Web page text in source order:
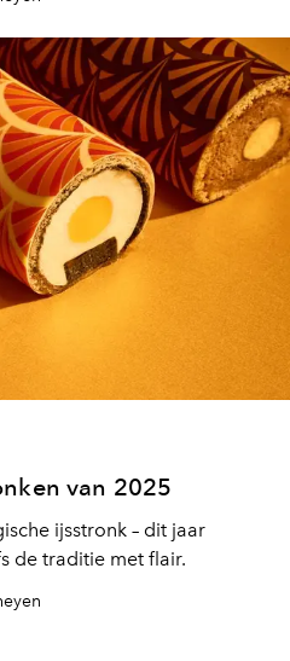
van 2025
ijsstronk – dit jaar
de traditie met flair.